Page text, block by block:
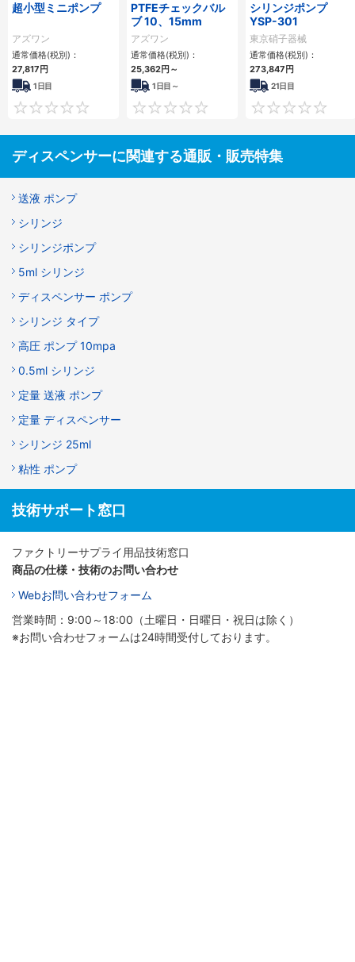
超小型ミニポンプ
アズワン
通常価格(税別)：
27,817円
1日目
0
PTFEチェックバル
ブ 10、15mm
アズワン
通常価格(税別)：
25,362円 ～
1日目～
0
シリンジポンプ
YSP-301
東京硝子器械
通常価格(税別)：
273,847円
21日目
ディスペンサーに関連する通販・販売特集
送液 ポンプ
シリンジ
シリンジポンプ
5ml シリンジ
ディスペンサー ポンプ
シリンジ タイプ
高圧 ポンプ 10mpa
0.5ml シリンジ
定量 送液 ポンプ
定量 ディスペンサー
シリンジ 25ml
粘性 ポンプ
技術サポート窓口
ファクトリーサプライ用品技術窓口
商品の仕様・技術のお問い合わせ
Webお問い合わせフォーム
営業時間：9:00～18:00（土曜日・日曜日・祝日は除く）
※お問い合わせフォームは24時間受付しております。